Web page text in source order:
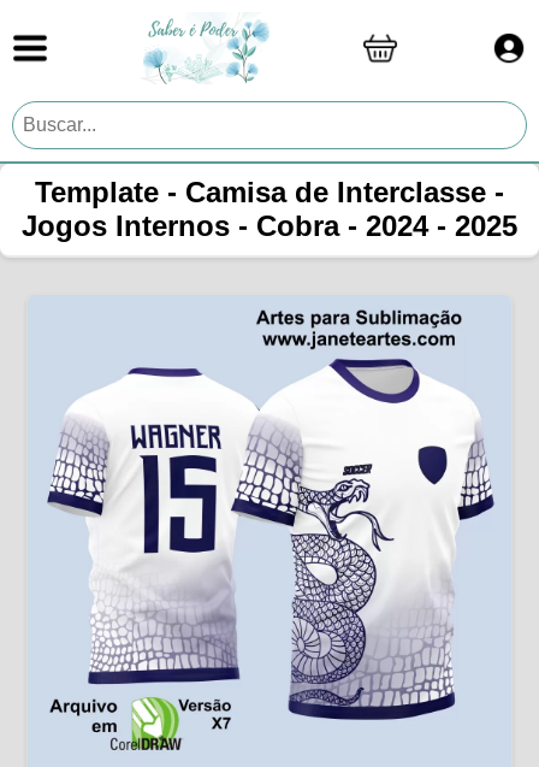
Template - Camisa de Interclasse -
Jogos Internos - Cobra - 2024 - 2025